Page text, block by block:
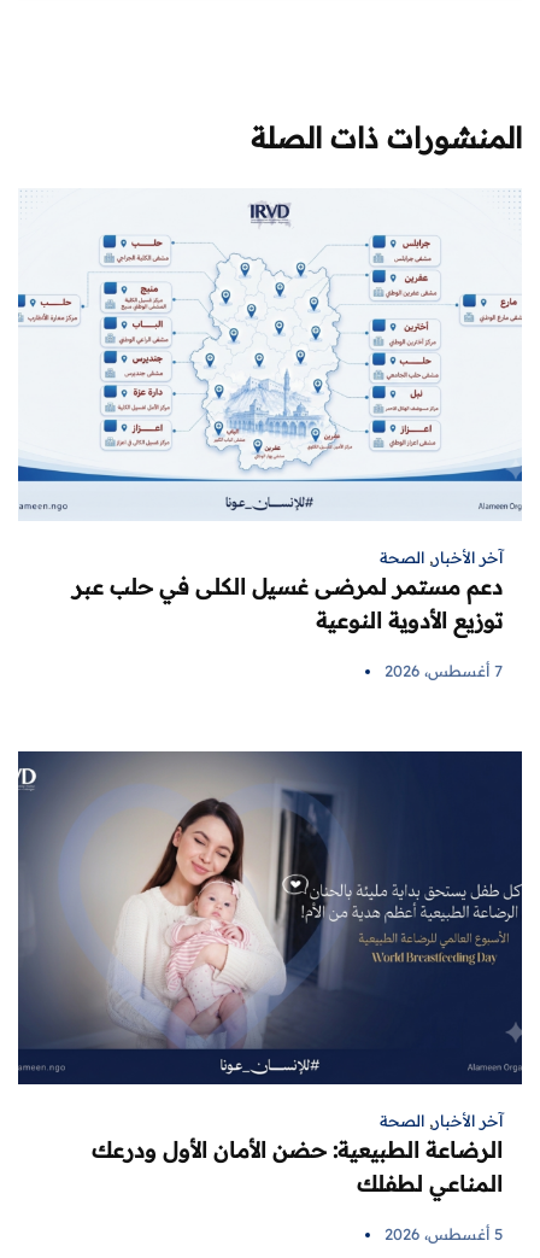
المنشورات ذات الصلة
آخر الأخبار, الصحة
دعم مستمر لمرضى غسيل الكلى في حلب عبر
توزيع الأدوية النوعية
7 أغسطس، 2026
آخر الأخبار, الصحة
الرضاعة الطبيعية: حضن الأمان الأول ودرعك
المناعي لطفلك
5 أغسطس، 2026